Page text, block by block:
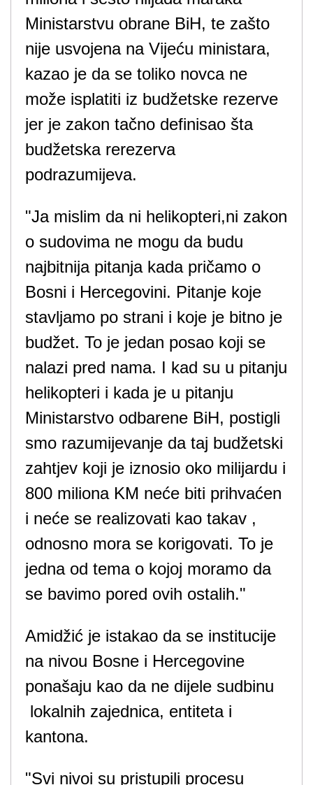
Ministarstvu obrane BiH, te zašto
nije usvojena na Vijeću ministara,
kazao je da se toliko novca ne
može isplatiti iz budžetske rezerve
jer je zakon tačno definisao šta
budžetska rerezerva
podrazumijeva.
"Ja mislim da ni helikopteri,ni zakon
o sudovima ne mogu da budu
najbitnija pitanja kada pričamo o
Bosni i Hercegovini. Pitanje koje
stavljamo po strani i koje je bitno je
budžet. To je jedan posao koji se
nalazi pred nama. I kad su u pitanju
helikopteri i kada je u pitanju
Ministarstvo odbarene BiH, postigli
smo razumijevanje da taj budžetski
zahtjev koji je iznosio oko milijardu i
800 miliona KM neće biti prihvaćen
i neće se realizovati kao takav ,
odnosno mora se korigovati. To je
jedna od tema o kojoj moramo da
se bavimo pored ovih ostalih."
Amidžić je istakao da se institucije
na nivou Bosne i Hercegovine
ponašaju kao da ne dijele sudbinu
lokalnih zajednica, entiteta i
kantona.
"Svi nivoi su pristupili procesu